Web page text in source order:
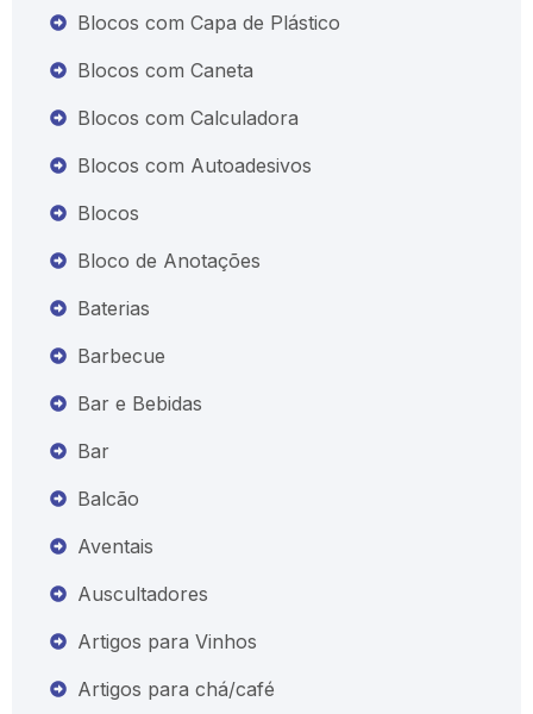
Blocos com Capa de Plástico
Blocos com Caneta
Blocos com Calculadora
Blocos com Autoadesivos
Blocos
Bloco de Anotações
Baterias
Barbecue
Bar e Bebidas
Bar
Balcão
Aventais
Auscultadores
Artigos para Vinhos
Artigos para chá/café